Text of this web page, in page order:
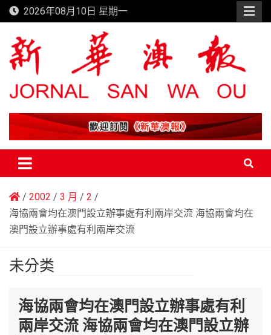
Skip
to
content
2026年08月10日 星期一
新華澳報
2002 3 月
2
海協兩會均在澳門設立辦事處有利兩岸交流 海協兩會均在
澳門設立辦事處有利兩岸交流
未分类
海協兩會均在澳門設立辦事處有利
兩岸交流 海協兩會均在澳門設立辦